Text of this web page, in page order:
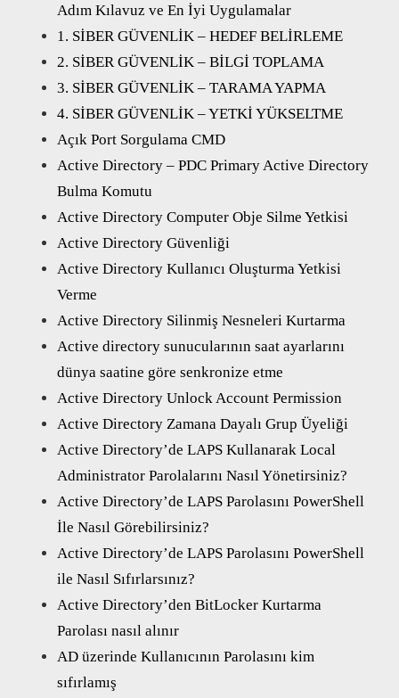
Adım Kılavuz ve En İyi Uygulamalar
1. SİBER GÜVENLİK – HEDEF BELİRLEME
2. SİBER GÜVENLİK – BİLGİ TOPLAMA
3. SİBER GÜVENLİK – TARAMA YAPMA
4. SİBER GÜVENLİK – YETKİ YÜKSELTME
Açık Port Sorgulama CMD
Active Directory – PDC Primary Active Directory
Bulma Komutu
Active Directory Computer Obje Silme Yetkisi
Active Directory Güvenliği
Active Directory Kullanıcı Oluşturma Yetkisi
Verme
Active Directory Silinmiş Nesneleri Kurtarma
Active directory sunucularının saat ayarlarını
dünya saatine göre senkronize etme
Active Directory Unlock Account Permission
Active Directory Zamana Dayalı Grup Üyeliği
Active Directory’de LAPS Kullanarak Local
Administrator Parolalarını Nasıl Yönetirsiniz?
Active Directory’de LAPS Parolasını PowerShell
İle Nasıl Görebilirsiniz?
Active Directory’de LAPS Parolasını PowerShell
ile Nasıl Sıfırlarsınız?
Active Directory’den BitLocker Kurtarma
Parolası nasıl alınır
AD üzerinde Kullanıcının Parolasını kim
sıfırlamış